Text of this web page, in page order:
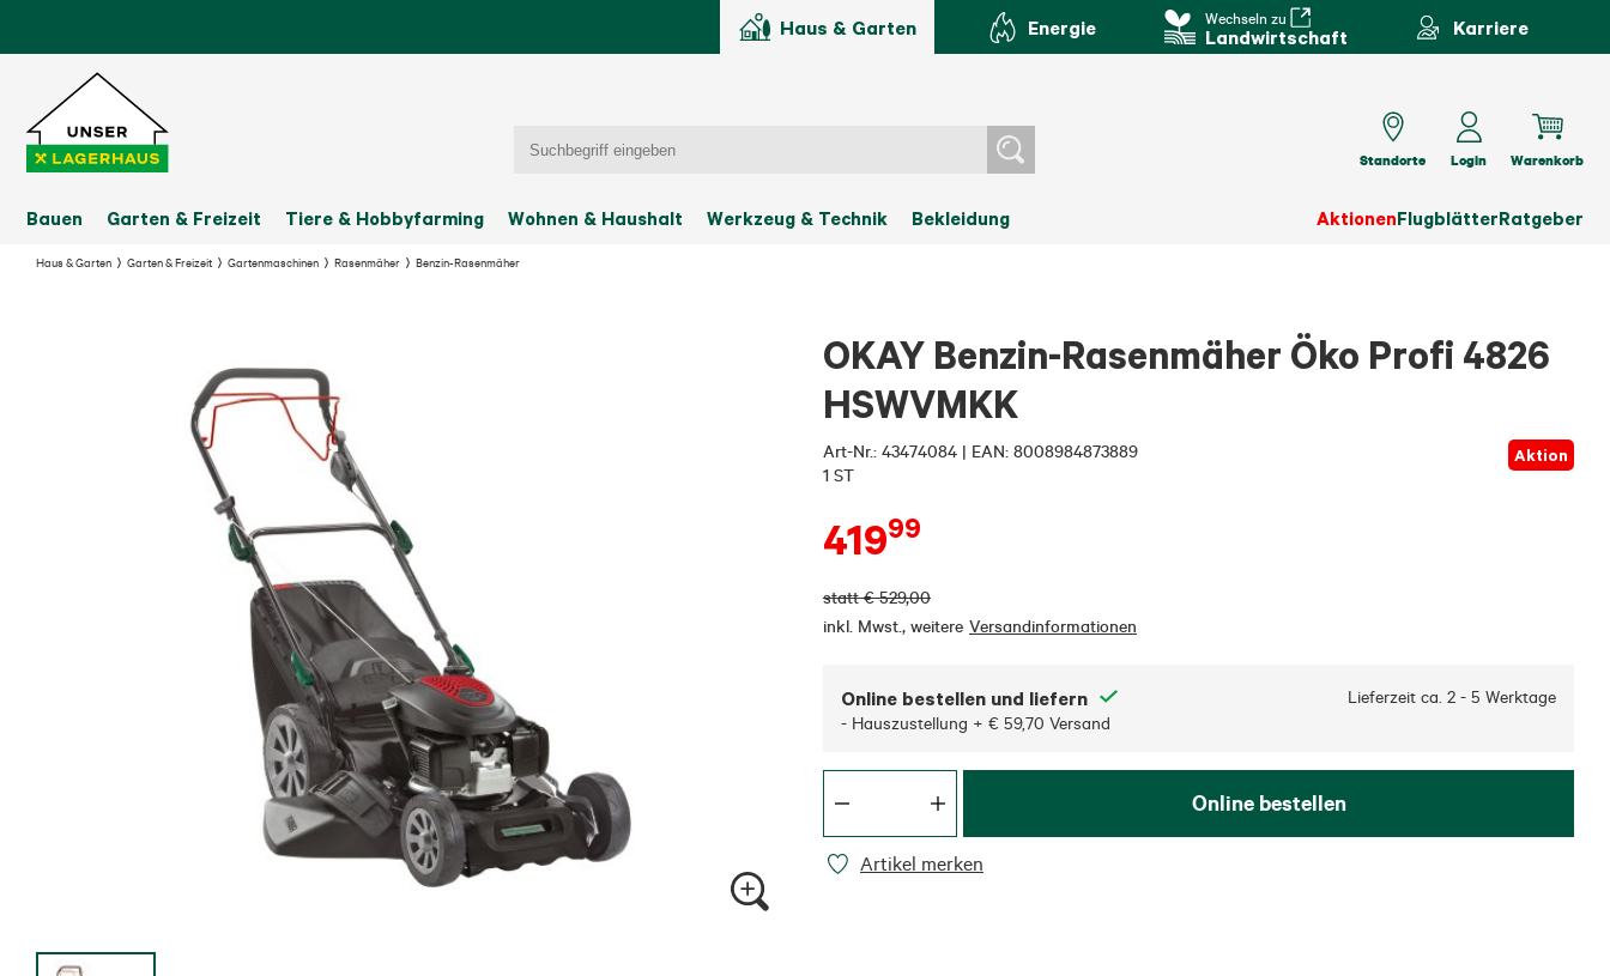
Haus & Garten Energie Wechseln zu
Landwirtschaft Karriere
Bauen Garten & Freizeit Tiere & Hobbyfarming Wohnen & Haushalt Werkzeug & Technik Bekleidung AktionenFlugblätterRatgeber
Standorte Login Warenkorb
Haus & Garten Garten & Freizeit Gartenmaschinen Rasenmäher Benzin-Rasenmäher
OKAY Benzin-Rasenmäher Öko Profi 4826
HSWVMKK
Art-Nr.: 43474084 | EAN: 8008984873889
1 ST
Aktion
41999
statt € 529,00
inkl. Mwst., weitere Versandinformationen
Online bestellen und liefern Lieferzeit ca. 2 - 5 Werktage
- Hauszustellung + € 59,70 Versand
Online bestellen
Artikel merken